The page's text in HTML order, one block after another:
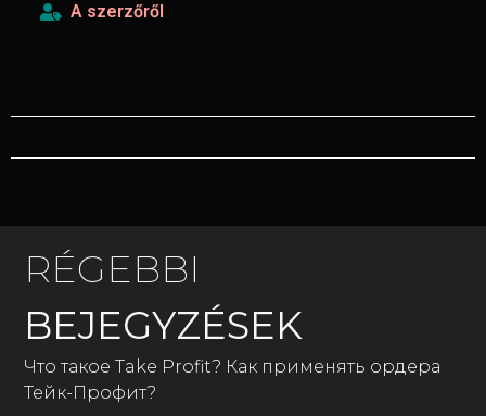
A szerzőről
RÉGEBBI
BEJEGYZÉSEK
Что такое Take Profit? Как применять ордера
Тейк-Профит?